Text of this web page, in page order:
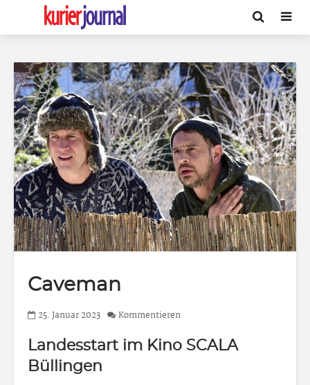
Caveman
25. Januar 2023 Kommentieren
Landesstart im Kino SCALA
Büllingen